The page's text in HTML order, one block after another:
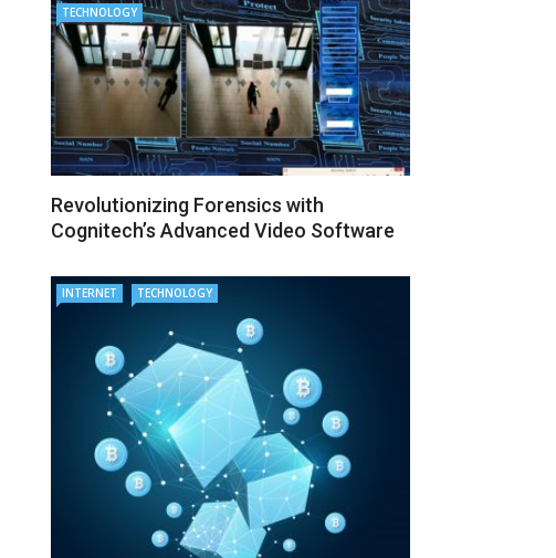
TECHNOLOGY
Revolutionizing Forensics with
Cognitech’s Advanced Video Software
INTERNET TECHNOLOGY